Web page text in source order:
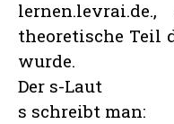
theoretische Teil
wurde.
Der s-Laut
s schreibt man: